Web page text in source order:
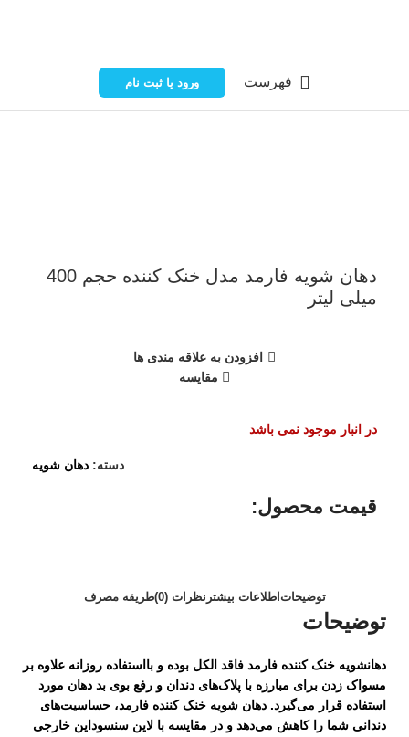
فهرست ورود یا ثبت نام
دهان شویه فارمد مدل خنک کننده حجم 400
میلی لیتر
افزودن به علاقه مندی ها
مقایسه
در انبار موجود نمی باشد
دسته: دهان شویه
قیمت محصول:​
توضیحات اطلاعات بیشتر نظرات (0) طریقه مصرف
توضیحات
دهانشویه خنک کننده فارمد فاقد الکل بوده و بااستفاده روزانه علاوه بر
مسواک زدن برای مبارزه با پلاک‌های دندان و رفع بوی بد دهان مورد
استفاده قرار می‌گیرد. دهان شویه خنک کننده فارمد، حساسیت‌های
دندانی شما را کاهش می‌دهد و در مقایسه با لاین سنسوداین خارجی